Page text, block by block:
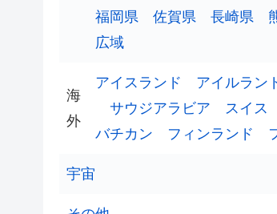
福岡県
佐賀県 長崎県
広域
海
外
アイスランド アイルラン
サウジアラビア
スイス
バチカン
フィンランド
宇宙